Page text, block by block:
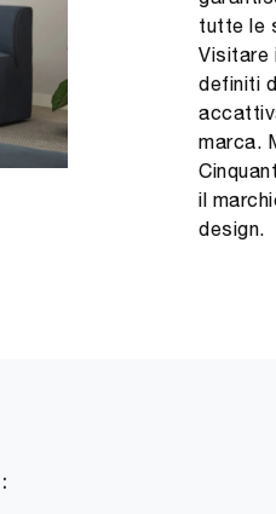
tutte le
Visitare
definiti
marca.
il
design.